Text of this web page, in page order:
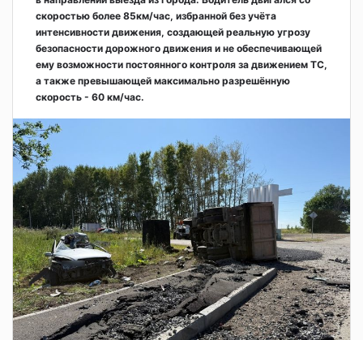
скоростью более 85км/час, избранной без учёта
интенсивности движения, создающей реальную угрозу
безопасности дорожного движения и не обеспечивающей
ему возможности постоянного контроля за движением ТС,
а также превышающей максимально разрешённую
скорость - 60 км/час.